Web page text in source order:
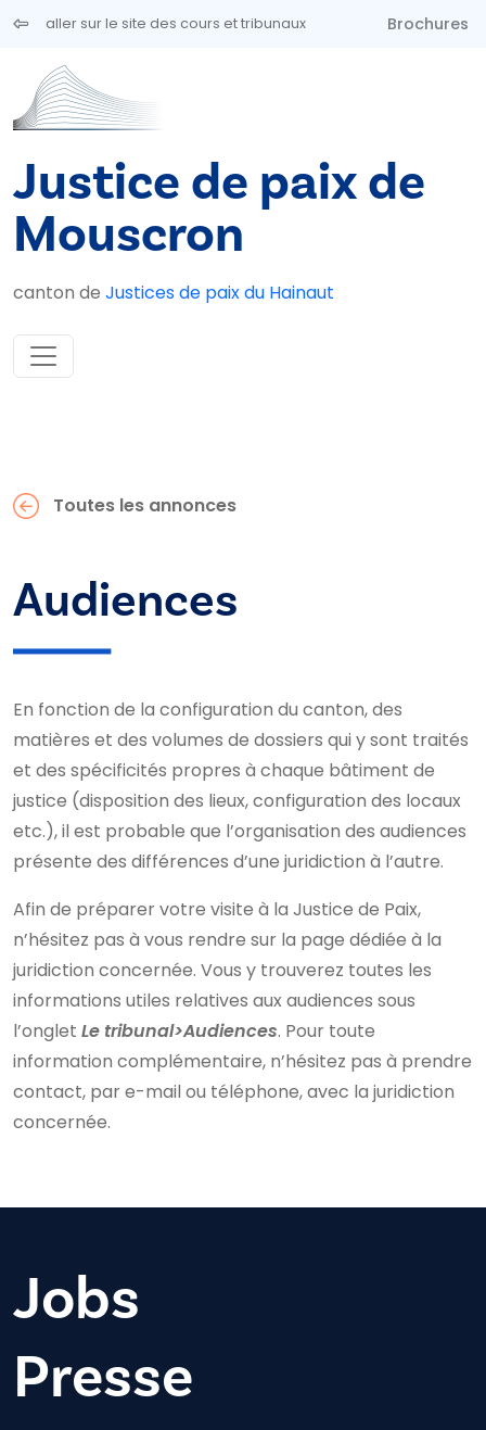
Aller au contenu principal
aller sur le site des cours et tribunaux Brochures
Justice de paix de
Mouscron
canton de Justices de paix du Hainaut
Toutes les annonces
Audiences
En fonction de la configuration du canton, des
matières et des volumes de dossiers qui y sont traités
et des spécificités propres à chaque bâtiment de
justice (disposition des lieux, configuration des locaux
etc.), il est probable que l’organisation des audiences
présente des différences d’une juridiction à l’autre.
Afin de préparer votre visite à la Justice de Paix,
n’hésitez pas à vous rendre sur la page dédiée à la
juridiction concernée. Vous y trouverez toutes les
informations utiles relatives aux audiences sous
l’onglet Le tribunal>Audiences. Pour toute
information complémentaire, n’hésitez pas à prendre
contact, par e-mail ou téléphone, avec la juridiction
concernée.
Jobs
Presse